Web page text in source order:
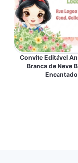
Convite Editável
Branca de Neve
Encantado